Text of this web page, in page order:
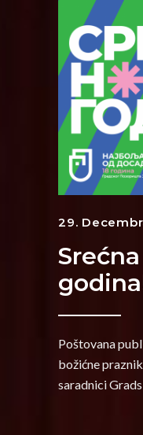
29.
Poštovana
božićne
saradnici